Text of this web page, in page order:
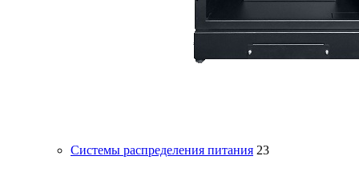
Системы распределения питания 23